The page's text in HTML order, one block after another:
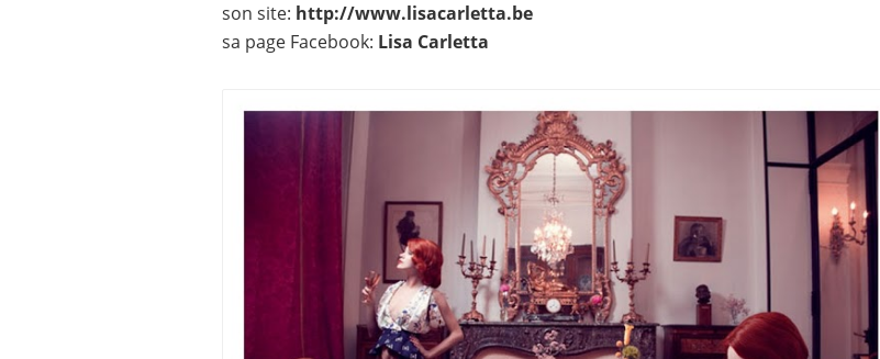
son site: http://www.lisacarletta.be
sa page Facebook: Lisa Carletta